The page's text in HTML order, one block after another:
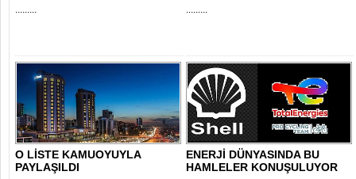
REKABETÇİLİĞİ ARTIRACAK
DESTE..
......... .........
O LİSTE KAMUOYUYLA
PAYLAŞILDI
ENERJİ DÜNYASINDA BU
HAMLELER KONUŞULUYOR